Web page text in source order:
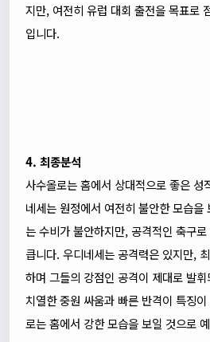
지만, 여전히 유럽 대회 출전을 목표로
입니다.
4. 최종분석
사수올로는 홈에서 상대적으로 좋은 성
네세는 원정에서 여전히 불안한 모습을
는 수비가 불안하지만, 공격적인 축구
큽니다. 우디네세는 공격력은 있지만,
하며 그들의 강점인 공격이 제대로 발
치열한 중원 싸움과 빠른 반격이 특징
로는 홈에서 강한 모습을 보일 것으로